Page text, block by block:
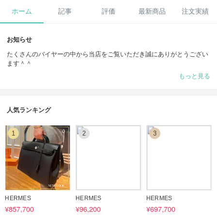
ホーム 記事 評価 最新商品 注文実績
お知らせ
たくさんのバイヤーの中から当店をご覧いただき誠にありがとうござい
ます＾＾
♢CHANEL♢
83%8D%E3%83%AB/-B12336554/
♢Louis Vuitton♢
https://www.buyma.com/r/_LOUIS-VUITTON-%E3%83%AB%E3%82%
A4%E3%83%B4%E3%82%A3%E3%83%88%E3%83%B3/-B12336554/
♢HERMES♢
https://www.buyma.com/r/_HERMES-%E3%82%A8%E3%83%AB%E
3%83%A1%E3%82%B9/-B12336554/
もっと見る
人気ランキング
1
HERMES
¥857,700
2
HERMES
¥96,200
3
HERMES
¥697,700